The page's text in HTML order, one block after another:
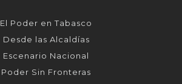
El Poder en Tabasco
Desde las Alcaldías
Escenario Nacional
Poder Sin Fronteras